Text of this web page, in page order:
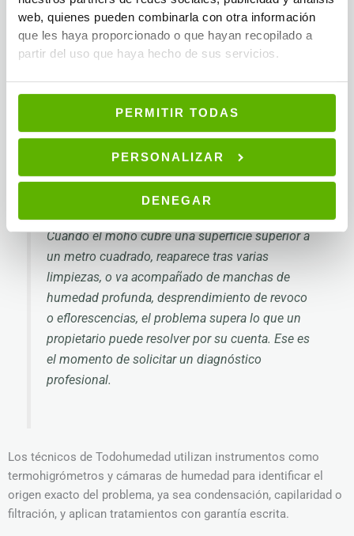
web, quienes pueden combinarla con otra información
que les haya proporcionado o que hayan recopilado a
partir del uso que haya hecho de sus servicios.
PERMITIR TODAS
PERSONALIZAR
DENEGAR
que se inhalan y se depositan en otras superficies.
Saturar la pared con agua. Usar demasiado líquido
durante la limpieza introduce más humedad en el
Usar solo productos domésticos.Solo un fungicida
certificado garantiza la erradicación total. Blanquear no
No corregir la causa raíz.Limpiar sin solucionar la
humedad estructural es un ciclo sin fin.
Cuando el moho cubre una superficie superior a
un metro cuadrado, reaparece tras varias
limpiezas, o va acompañado de manchas de
humedad profunda, desprendimiento de revoco
o eflorescencias, el problema supera lo que un
propietario puede resolver por su cuenta. Ese es
el momento de solicitar un diagnóstico
profesional.
Los técnicos de Todohumedad utilizan instrumentos como
termohigrómetros y cámaras de humedad para identificar el
origen exacto del problema, ya sea condensación, capilaridad o
filtración, y aplican tratamientos con garantía escrita.